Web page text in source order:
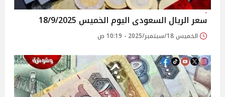
سعر الريال السعودى اليوم الخميس 18/9/2025
الخميس 18/سبتمبر/2025 - 10:19 ص